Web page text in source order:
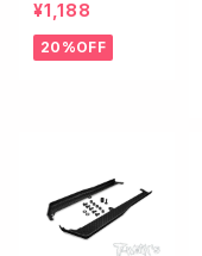
テアリングブロッ
クアーム【HT0/
¥1,188
20%OFF